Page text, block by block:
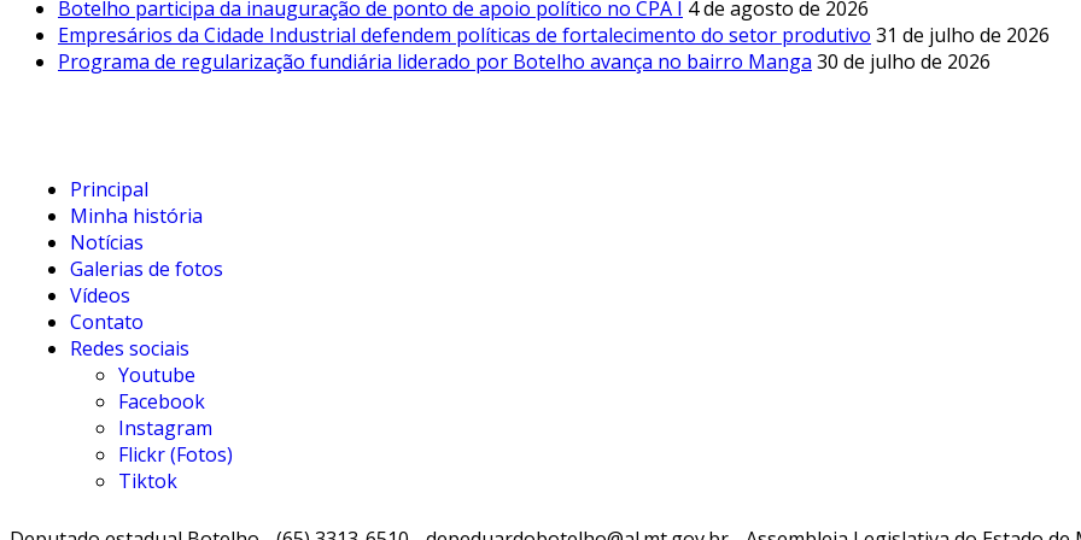
Botelho participa da inauguração de ponto de apoio político no CPA I 4 de agosto de 2026
Empresários da Cidade Industrial defendem políticas de fortalecimento do setor produtivo 31 de julho de 2026
Programa de regularização fundiária liderado por Botelho avança no bairro Manga 30 de julho de 2026
Principal
Minha história
Notícias
Galerias de fotos
Vídeos
Contato
Redes sociais
Youtube
Facebook
Instagram
Flickr (Fotos)
Tiktok